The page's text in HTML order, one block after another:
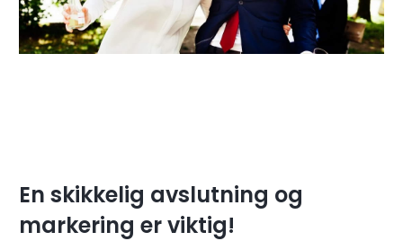
En skikkelig avslutning og
markering er viktig!